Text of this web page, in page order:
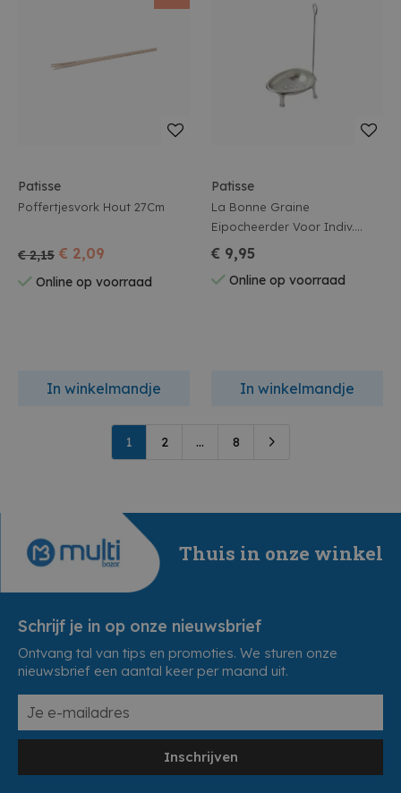
Patisse
Poffertjesvork Hout 27Cm
€ 2,15 € 2,09
Online op voorraad
In winkelmandje
Patisse
La Bonne Graine
Eipocheerder Voor Indiv.
Portie Op Voet
€ 9,95
Online op voorraad
In winkelmandje
1 2 ... 8
Thuis in onze winkel
Schrijf je in op onze nieuwsbrief
Ontvang tal van tips en promoties. We sturen onze
nieuwsbrief een aantal keer per maand uit.
Inschrijven